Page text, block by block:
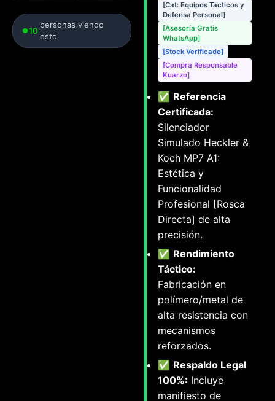
10
personas viendo
esto
[Cat: Equipos Tácticos y
Defensa Personal]
[Asesoría Gratis
WhatsApp]
[Stock Verificado]
[Compra Responsable
Kuarzo]
✅ Referencia
Certificada:
Silenciador
Simulado Heckler &
Koch MP7 A1:
Estética y
Funcionalidad
Profesional [Rosca
Directa] de alta
precisión.
✅ Rendimiento
Táctico:
Fabricación en
polímero/metal de
alta resistencia con
mecanismos
reforzados.
✅ Respaldo Legal
100%: Incluye
manifiesto de